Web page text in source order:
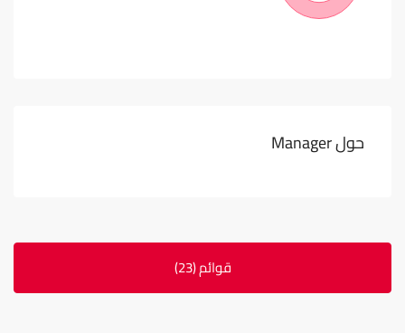
حول Manager
قوائم (23)